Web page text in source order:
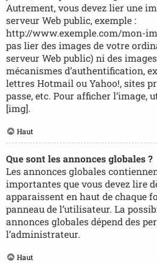
Autrement, vous devez lier une
serveur Web public, exemple :
http://www.exemple.com/mon-
pas lier des images de votre
serveur Web public) ni des
mécanismes d’authentification,
lettres Hotmail ou Yahoo!, sites
passe, etc. Pour afficher l’image,
[img].
Haut
Que sont les annonces globales ?
Les annonces globales
importantes que vous devez lire
apparaissent en haut de chaque
panneau de l’utilisateur. La
annonces globales dépend des
l’administrateur.
Haut